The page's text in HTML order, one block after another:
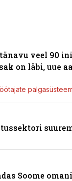
veel 90
on läbi, uue
Soome